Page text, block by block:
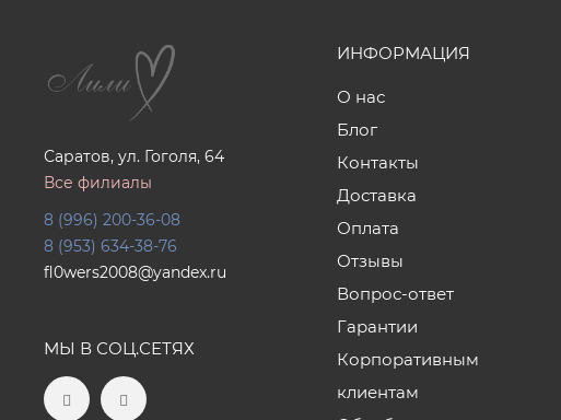
Саратов, ул. Гоголя, 64
Все филиалы
8 (996) 200-36-08
8 (953) 634-38-76
fl0wers2008@yandex.ru
МЫ В СОЦ.СЕТЯХ
ИНФОРМАЦИЯ
О нас
Блог
Контакты
Доставка
Оплата
Отзывы
Вопрос-ответ
Гарантии
Корпоративным
клиентам